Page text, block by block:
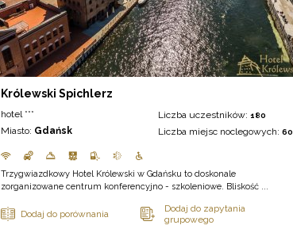
Królewski Spichlerz
hotel ***
Miasto: Gdańsk
Liczba uczestników:180
Liczba miejsc noclegowych:60
Trzygwiazdkowy Hotel Królewski w Gdańsku to doskonale
zorganizowane centrum konferencyjno - szkoleniowe. Bliskość ...